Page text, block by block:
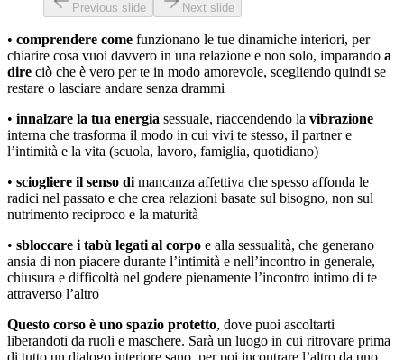
Previous slide Next slide
• comprendere come funzionano le tue dinamiche interiori, per
chiarire cosa vuoi davvero in una relazione e non solo, imparando a
dire ciò che è vero per te in modo amorevole, scegliendo quindi se
restare o lasciare andare senza drammi
• innalzare la tua energia sessuale, riaccendendo la vibrazione
interna che trasforma il modo in cui vivi te stesso, il partner e
l’intimità e la vita (scuola, lavoro, famiglia, quotidiano)
• sciogliere il senso dimancanza affettiva che spesso affonda le
radici nel passato e che crea relazioni basate sul bisogno, non sul
nutrimento reciproco e la maturità
• sbloccare i tabù legati al corpo e alla sessualità, che generano
ansia di non piacere durante l’intimità e nell’incontro in generale,
chiusura e difficoltà nel godere pienamente l’incontro intimo di te
attraverso l’altro
Questo corso è uno spazio protetto, dove puoi ascoltarti
liberandoti da ruoli e maschere. Sarà un luogo in cui ritrovare prima